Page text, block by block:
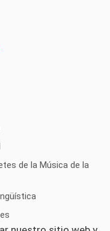
de la Música de la